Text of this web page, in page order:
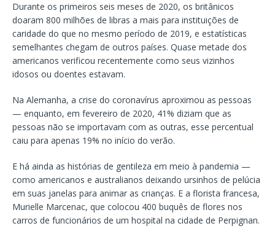
Durante os primeiros seis meses de 2020, os britânicos
doaram 800 milhões de libras a mais para instituições de
caridade do que no mesmo período de 2019, e estatísticas
semelhantes chegam de outros países. Quase metade dos
americanos verificou recentemente como seus vizinhos
idosos ou doentes estavam.
Na Alemanha, a crise do coronavírus aproximou as pessoas
— enquanto, em fevereiro de 2020, 41% diziam que as
pessoas não se importavam com as outras, esse percentual
caiu para apenas 19% no início do verão.
E há ainda as histórias de gentileza em meio à pandemia —
como americanos e australianos deixando ursinhos de pelúcia
em suas janelas para animar as crianças. E a florista francesa,
Murielle Marcenac, que colocou 400 buquês de flores nos
carros de funcionários de um hospital na cidade de Perpignan.